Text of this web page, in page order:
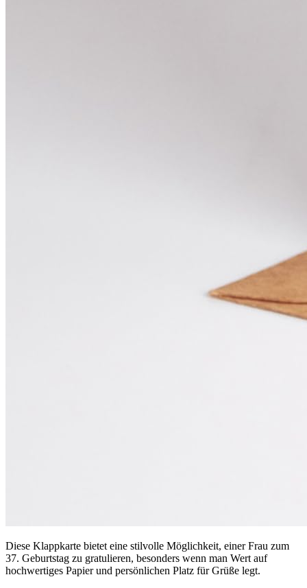
Diese Klappkarte bietet eine stilvolle Möglichkeit, einer Frau zum
37. Geburtstag zu gratulieren, besonders wenn man Wert auf
hochwertiges Papier und persönlichen Platz für Grüße legt.